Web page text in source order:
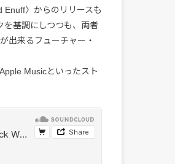
〉からのリリースも
を基調にしつつも、両者
出来るフューチャー・
Musicといったスト